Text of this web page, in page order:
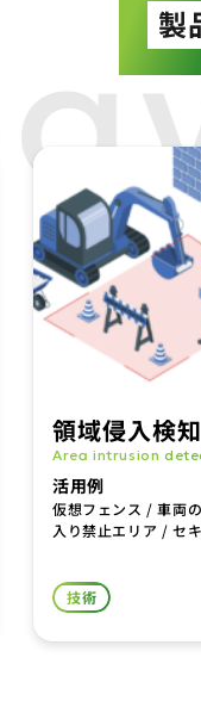
製
領域侵入検知
Area intrusion
活用例
仮想フェンス / 車両
入り禁止エリア / セ
技術